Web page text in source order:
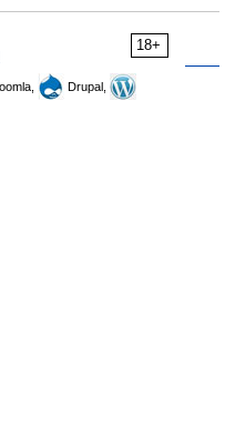
18+
Drupal,